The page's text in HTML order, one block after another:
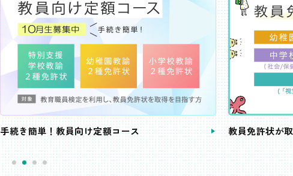
手続き簡単！教員向け定額コース 教員免許状が